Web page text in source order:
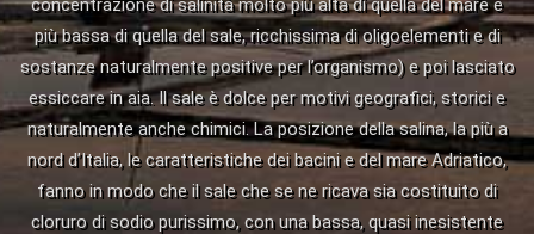
concentrazione di salinità molto più alta di quella del mare e
più bassa di quella del sale, ricchissima di oligoelementi e di
sostanze naturalmente positive per l’organismo) e poi lasciato
essiccare in aia. Il sale è dolce per motivi geografici, storici e
naturalmente anche chimici. La posizione della salina, la più a
nord d’Italia, le caratteristiche dei bacini e del mare Adriatico,
fanno in modo che il sale che se ne ricava sia costituito di
cloruro di sodio purissimo, con una bassa, quasi inesistente